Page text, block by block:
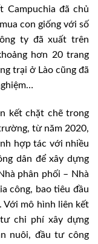
Campuchia đã chủ
con giống với số
ty đã xuất trên
hơn 20 trang
trại ở Lào cũng đã
kết chặt chẽ trong
từ năm 2020,
hợp tác với nhiều
dân để xây dựng
phân phối – Nhà
công, bao tiêu đầu
Với mô hình liên kết
chi phí xây dựng
nuôi, đầu tư công